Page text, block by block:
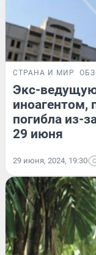
СТРАНА И МИР
Экс-ведущую
иноагентом,
погибла из-
29 июня
29 июня, 2024, 19:30